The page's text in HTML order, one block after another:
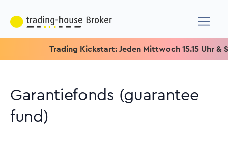
Trading Kickstart: Jeden Mittwoch 15.15 Uhr &
Garantiefonds (guarantee
fund)